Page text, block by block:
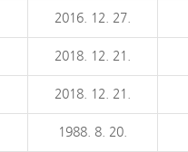
2016. 12. 27.
2018. 12. 21.
2018. 12. 21.
1988. 8. 20.